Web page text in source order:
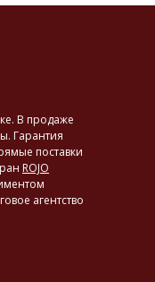
В продаже
Гарантия
поставки
ROJO
агентство